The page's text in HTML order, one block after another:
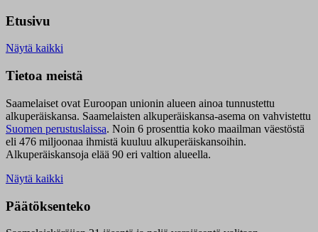
Etusivu
Näytä kaikki
Tietoa meistä
Saamelaiset ovat Euroopan unionin alueen ainoa tunnustettu
alkuperäiskansa. Saamelaisten alkuperäiskansa-asema on vahvistettu
Suomen perustuslaissa. Noin 6 prosenttia koko maailman väestöstä
eli 476 miljoonaa ihmistä kuuluu alkuperäiskansoihin.
Alkuperäiskansoja elää 90 eri valtion alueella.
Näytä kaikki
Päätöksenteko